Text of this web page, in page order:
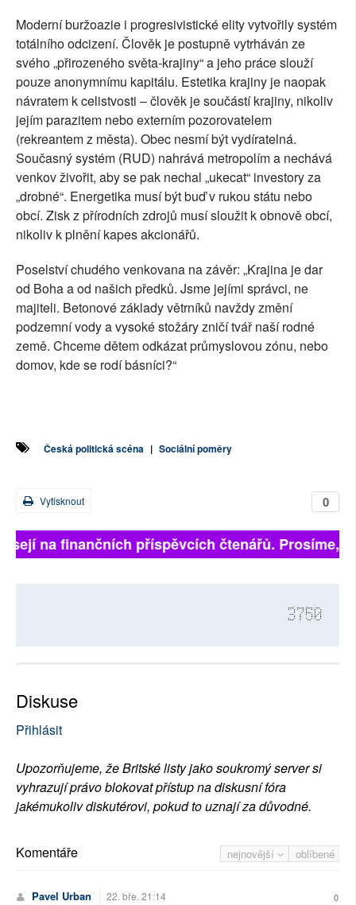
Moderní buržoazie i progresivistické elity vytvořily systém
totálního odcizení. Člověk je postupně vytrháván ze
svého „přirozeného světa-krajiny“ a jeho práce slouží
pouze anonymnímu kapitálu. Estetika krajiny je naopak
návratem k celistvosti – člověk je součástí krajiny, nikoliv
jejím parazitem nebo externím pozorovatelem
(rekreantem z města). Obec nesmí být vydíratelná.
Současný systém (RUD) nahrává metropolím a nechává
venkov živořit, aby se pak nechal „ukecat“ investory za
„drobné“. Energetika musí být buď v rukou státu nebo
obcí. Zisk z přírodních zdrojů musí sloužit k obnově obcí,
nikoliv k plnění kapes akcionářů.
Poselství chudého venkovana na závěr: „Krajina je dar
od Boha a od našich předků. Jsme jejími správci, ne
majiteli. Betonové základy větrníků navždy změní
podzemní vody a vysoké stožáry zničí tvář naší rodné
země. Chceme dětem odkázat průmyslovou zónu, nebo
domov, kde se rodí básníci?“
Česká politická scéna | Sociální poměry
0
Vytisknout
na finančních příspěvcích čtenářů. Prosíme,
3750
Diskuse
Přihlásit
Upozorňujeme, že Britské listy jako soukromý server si
vyhrazují právo blokovat přístup na diskusní fóra
jakémukoliv diskutérovi, pokud to uznají za důvodné.
nejnovější oblíbené
Komentáře
Pavel Urban 22. bře. 21:14 0